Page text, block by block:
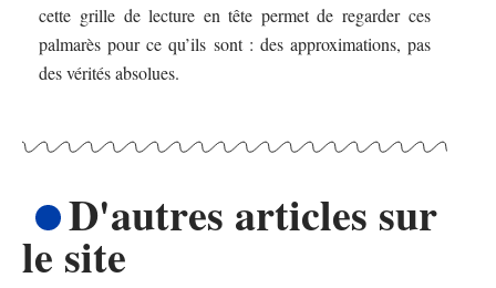
cette grille de lecture en tête permet de regarder ces
palmarès pour ce qu’ils sont : des approximations, pas
des vérités absolues.
D'autres articles sur
le site